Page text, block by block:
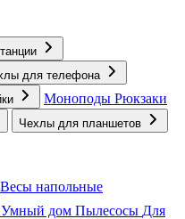
для телефона
Моноподы Рюкзаки
Чехлы для планшетов
Весы напольные
Умный дом Пылесосы Для